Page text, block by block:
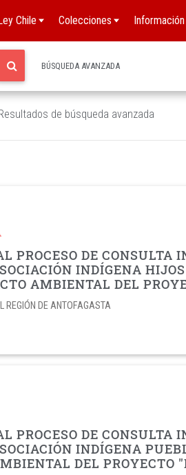
Chile Colecciones
BÚSQUEDA AVANZADA
de búsqueda avanzada
PROCESO DE CONSULTA
INDÍGENA
AMBIENTAL DEL
REGIÓN DE ANTOFAGASTA
PROCESO DE CONSULTA
INDÍGENA
DEL PROYECTO